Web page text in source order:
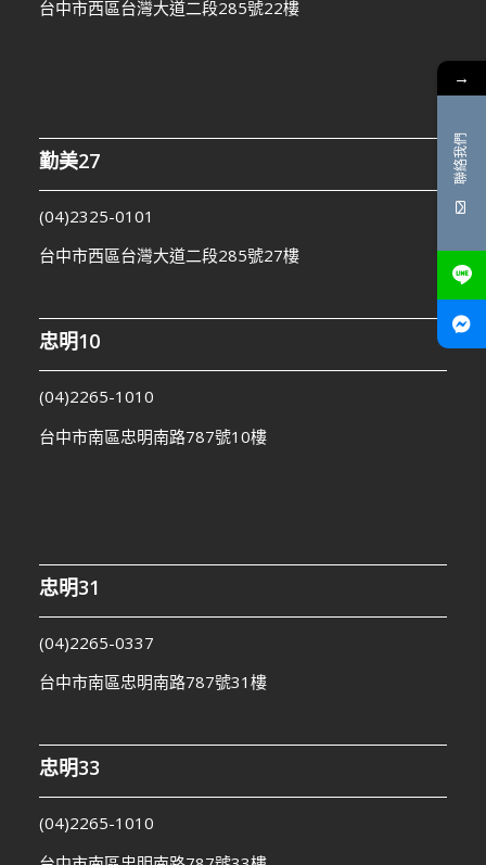
台中市西區台灣大道二段285號22樓
勤美27
(04)2325-0101
台中市西區台灣大道二段285號27樓
忠明10
(04)2265-1010
台中市南區忠明南路787號10樓
忠明31
(04)2265-0337
台中市南區忠明南路787號31樓
忠明33
(04)2265-1010
→
聯絡我們